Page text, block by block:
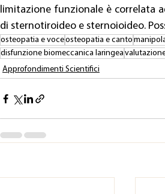
limitazione funzionale è correlata
di sternotiroideo e sternoioideo.
osteopatia e voceosteopatia e canto
disfunzione biomeccanica laringea
Approfondimenti Scientifici